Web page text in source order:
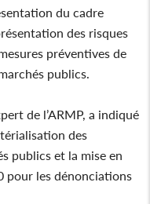
du cadre
des risques
préventives de
publics.
de l’ARMP, a indiqué
des
publics et la mise en
pour les dénonciations